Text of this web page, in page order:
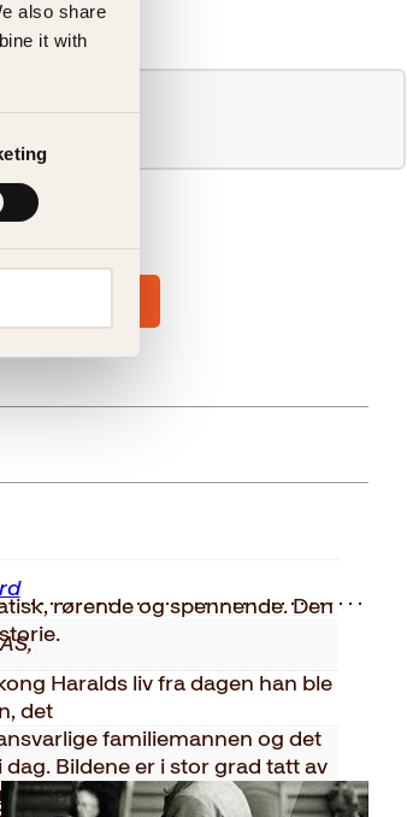
also share
it with
rørende og spennende. Den
Haralds liv fra dagen han ble
det
familiemannen og det
Bildene er i stor grad tatt av
tidene. Den